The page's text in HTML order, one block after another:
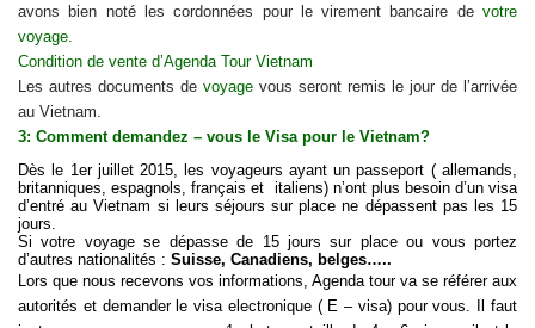
avons bien noté les cordonnées pour le virement bancaire de votre
voyage
Condition de vente d’Agenda Tour Vietnam
Les autres documents de voyage vous seront remis le jour de l’arrivée
au Vietnam.
3: Comment demandez – vous le Visa pour le Vietnam?
Dès le 1er juillet 2015, les voyageurs ayant un passeport ( allemands,
britanniques, espagnols, français et italiens) n’ont plus besoin d’un visa
d’entré au Vietnam si leurs séjours sur place ne dépassent pas les 15
jours.
Si votre voyage se dépasse de 15 jours sur place ou vous portez
d’autres nationalités : Suisse, Canadiens, belges…..
Lors que nous recevons vos informations, Agenda tour va se référer aux
autorités et demander le visa electronique ( E – visa) pour vous. Il faut